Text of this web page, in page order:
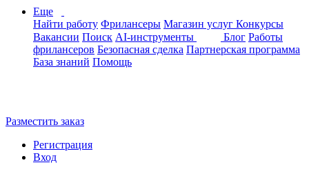
Еще
Найти работу Фрилансеры Магазин услуг Конкурсы
Вакансии Поиск AI-инструменты Блог Работы
фрилансеров Безопасная сделка Партнерская программа
База знаний Помощь
Разместить заказ
Регистрация
Вход